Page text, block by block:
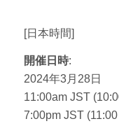
[日本時間]
開催日時:
2024年3月28日
11:00am JST
7:00pm JST